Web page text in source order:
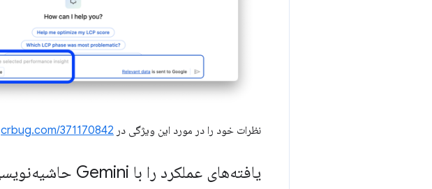
نظرات خود را در مورد این ویژگی در crbug.com/371170842
یافته‌های عملکرد را با Gemini حاشیه‌نویسی کنید